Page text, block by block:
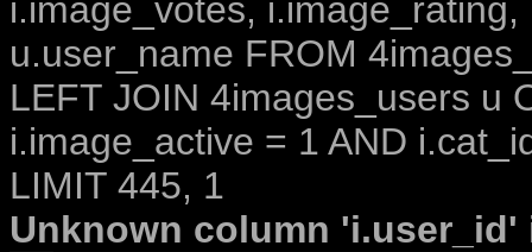
i.image_votes,
u.user_name FROM
LEFT JOIN 4images_users u
i.image_active = 1 AND
LIMIT 445, 1
Unknown column